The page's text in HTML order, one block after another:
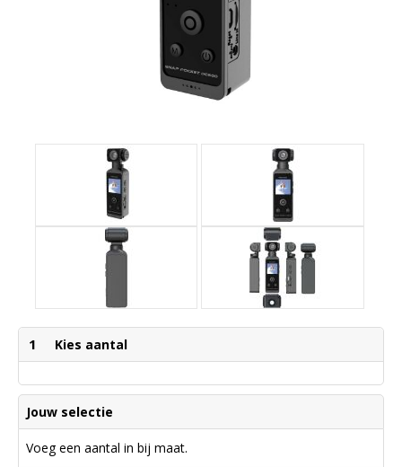
1 Kies aantal
Jouw selectie
Voeg een aantal in bij maat.